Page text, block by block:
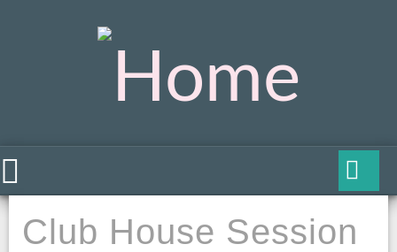
Club House Session